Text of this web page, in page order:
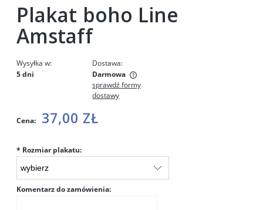
Plakat boho Line
Amstaff
Wysyłka w:
5 dni
Dostawa:
Darmowa
Cena nie zawiera ewentualnych kosztów płatności
sprawdź formy
dostawy
Cena: 37,00 ZŁ
* Rozmiar plakatu:
Komentarz do zamówienia: